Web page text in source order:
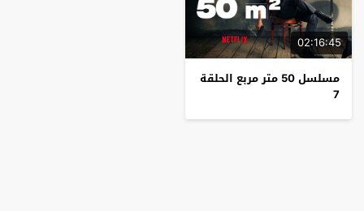
02:16:45
مسلسل 50 متر مربع الحلقة
7